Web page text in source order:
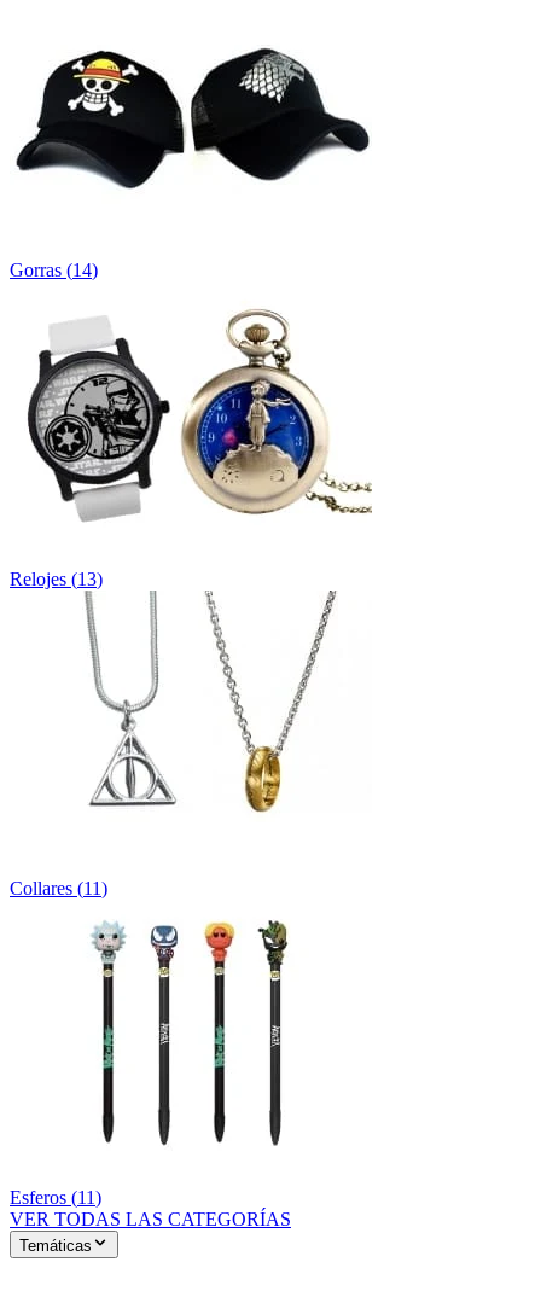
Gorras (14)
Relojes (13)
Collares (11)
Esferos (11)
VER TODAS LAS CATEGORÍAS
Temáticas